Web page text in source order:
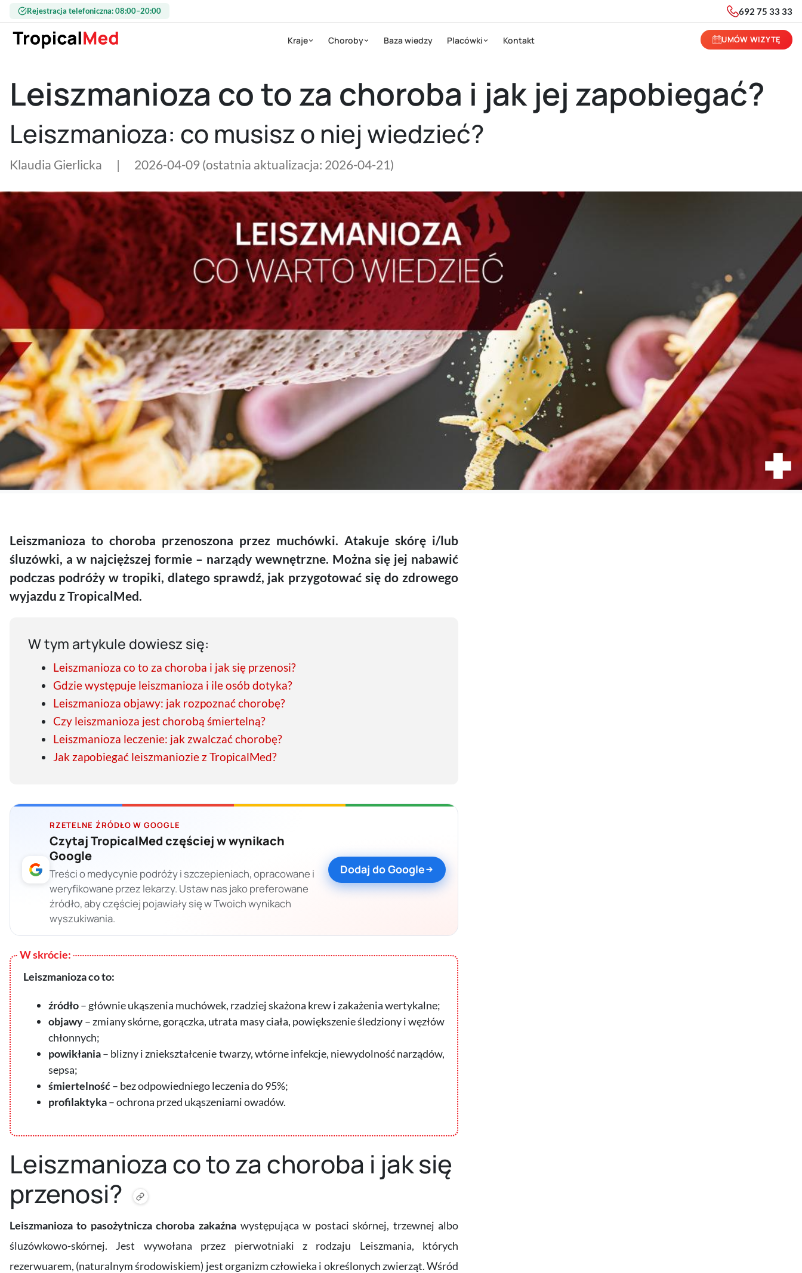
Przejdź do treści
Rejestracja telefoniczna: 08:00–20:00 692 75 33 33
Kraje Choroby Baza wiedzy Placówki Kontakt UMÓW WIZYTĘ
Leiszmanioza co to za choroba i jak jej zapobiegać?
Leiszmanioza: co musisz o niej wiedzieć?
Klaudia Gierlicka | 2026-04-09 (ostatnia aktualizacja: 2026-04-21)
Leiszmanioza to choroba przenoszona przez muchówki. Atakuje skórę i/lub
śluzówki, a w najcięższej formie – narządy wewnętrzne. Można się jej nabawić
podczas podróży w tropiki, dlatego sprawdź, jak przygotować się do zdrowego
wyjazdu z TropicalMed.
W tym artykule dowiesz się:
Leiszmanioza co to za choroba i jak się przenosi?
Gdzie występuje leiszmanioza i ile osób dotyka?
Leiszmanioza objawy: jak rozpoznać chorobę?
Czy leiszmanioza jest chorobą śmiertelną?
Leiszmanioza leczenie: jak zwalczać chorobę?
Jak zapobiegać leiszmaniozie z TropicalMed?
RZETELNE ŹRÓDŁO W GOOGLE
Czytaj TropicalMed częściej w wynikach
Google
Treści o medycynie podróży i szczepieniach, opracowane i
weryfikowane przez lekarzy. Ustaw nas jako preferowane
źródło, aby częściej pojawiały się w Twoich wynikach
wyszukiwania.
Dodaj do Google
Leiszmanioza co to:
źródło– głównie ukąszenia muchówek, rzadziej skażona krew i zakażenia wertykalne;
objawy– zmiany skórne, gorączka, utrata masy ciała, powiększenie śledziony i węzłów
chłonnych;
powikłania– blizny i zniekształcenie twarzy, wtórne infekcje, niewydolność narządów,
sepsa;
śmiertelność– bez odpowiedniego leczenia do 95%;
profilaktyka– ochrona przed ukąszeniami owadów.
Leiszmanioza co to za choroba i jak się
przenosi?
Leiszmanioza to pasożytnicza choroba zakaźnawystępująca w postaci skórnej, trzewnej albo
śluzówkowo-skórnej. Jest wywołana przez pierwotniaki z rodzaju Leiszmania, których
rezerwuarem, (naturalnym środowiskiem) jest organizm człowieka i określonych zwierząt. Wśród